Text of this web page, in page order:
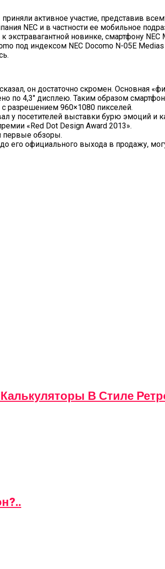
активное участие, представив
NEC и в частности ее мобильное
новинке, смартфону
под индексом NEC Docomo N-05E Medias
он достаточно скромен. Основная
по 4,3″ дисплею. Таким образом
разрешением 960×1080 пикселей.
посетителей выставки бурю эмоций и
«Red Dot Design Award 2013».
первые обзоры.
его официального выхода в продажу,
В Стиле